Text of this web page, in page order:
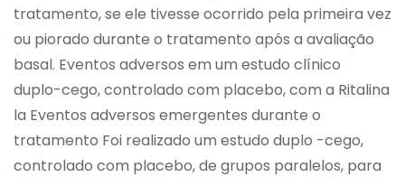
tratamento, se ele tivesse ocorrido pela primeira vez
ou piorado durante o tratamento após a avaliação
basal. Eventos adversos em um estudo clínico
duplo-cego, controlado com placebo, com a Ritalina
la Eventos adversos emergentes durante o
tratamento Foi realizado um estudo duplo -cego,
controlado com placebo, de grupos paralelos, para